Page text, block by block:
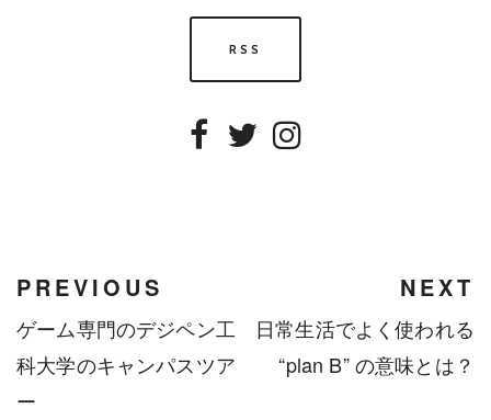
RSS
PREVIOUS
ゲーム専門のデジペン工
科大学のキャンパスツア
ー
NEXT
日常生活でよく使われる
“plan B” の意味とは？